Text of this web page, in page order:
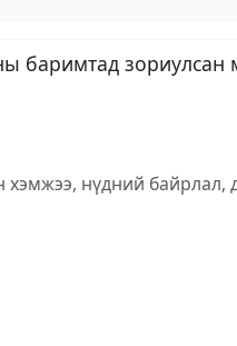
баримтад зориулсан
нүдний байрлал,